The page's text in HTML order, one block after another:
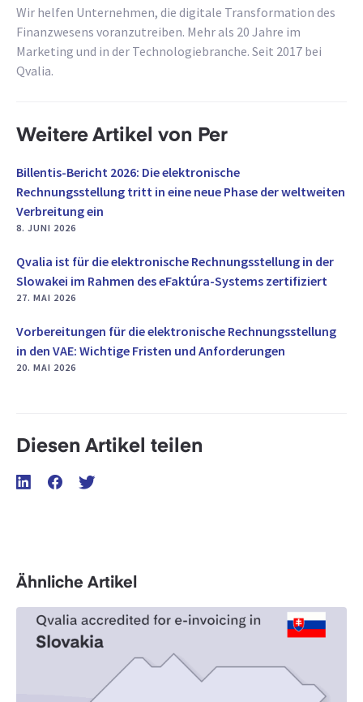
Wir helfen Unternehmen, die digitale Transformation des
Finanzwesens voranzutreiben. Mehr als 20 Jahre im
Marketing und in der Technologiebranche. Seit 2017 bei
Qvalia.
Weitere Artikel von Per
Billentis-Bericht 2026: Die elektronische
Rechnungsstellung tritt in eine neue Phase der weltweiten
Verbreitung ein
8. JUNI 2026
Qvalia ist für die elektronische Rechnungsstellung in der
Slowakei im Rahmen des eFaktúra-Systems zertifiziert
27. MAI 2026
Vorbereitungen für die elektronische Rechnungsstellung
in den VAE: Wichtige Fristen und Anforderungen
20. MAI 2026
Diesen Artikel teilen
Ähnliche Artikel